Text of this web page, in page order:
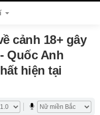
cảnh 18+ gây
Quốc Anh
hiện tại